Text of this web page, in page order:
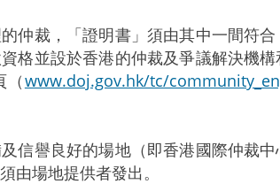
的仲裁，「證明書」須由其中一間符
格並設於香港的仲裁及爭議解決機
（www.doj.gov.hk/tc/
及信譽良好的場地（即香港國際仲裁
由場地提供者發出。